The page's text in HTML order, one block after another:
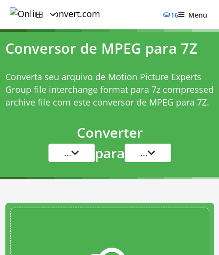
16 Menu
Conversor de MPEG para 7Z
Converta seu arquivo de Motion Picture Experts
Group file interchange format para 7z compressed
archive file com este conversor de MPEG para 7Z.
Converter
... para ...